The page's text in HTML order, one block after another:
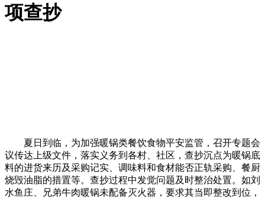
项查抄
夏日到临，为加强暖锅类餐饮食物平安监管，召开专题会
议传达上级文件，落实义务到各村、社区，查抄沉点为暖锅底
料的进货来历及采购记实、调味料和食材能否正轨采购、餐厨
烧毁油脂的措置等。查抄过程中发觉问题及时整治处置。如刘
水鱼庄、兄弟牛肉暖锅未配备灭火器，要求其当即整改到位，